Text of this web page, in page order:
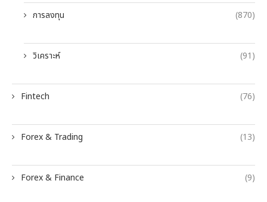
การลงทุน (870)
วิเคราะห์ (91)
Fintech (76)
Forex & Trading (13)
Forex & Finance (9)